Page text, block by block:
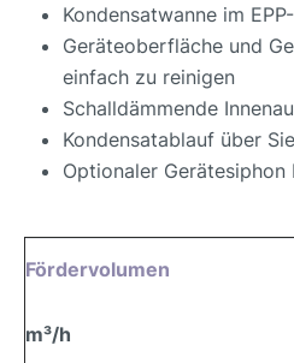
Kondensatwanne im
Geräteoberfläche und
einfach zu reinigen
Schalldämmende
Kondensatablauf über
Optionaler
Fördervolumen
m³/h